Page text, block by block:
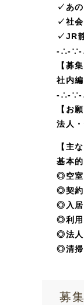
✓あ
✓社
✓JR
-∴-
【募
社内
-∴-
【お
法人
【主
基本
◎空室
◎契約
◎入居
◎利用
◎法人
◎清掃
募